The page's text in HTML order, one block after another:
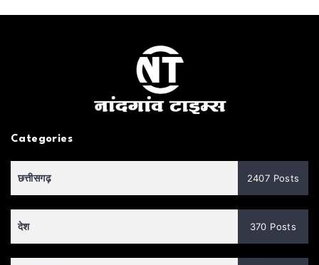
Categories
छत्तीसगढ़ 2407 Posts
देश 370 Posts